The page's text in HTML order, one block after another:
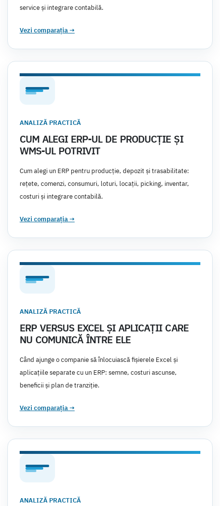
service și integrare contabilă.
Vezi comparația →
ANALIZĂ PRACTICĂ
CUM ALEGI ERP-UL DE PRODUCȚIE ȘI
WMS-UL POTRIVIT
Cum alegi un ERP pentru producție, depozit și trasabilitate:
rețete, comenzi, consumuri, loturi, locații, picking, inventar,
costuri și integrare contabilă.
Vezi comparația →
ANALIZĂ PRACTICĂ
ERP VERSUS EXCEL ȘI APLICAȚII CARE
NU COMUNICĂ ÎNTRE ELE
Când ajunge o companie să înlocuiască fișierele Excel și
aplicațiile separate cu un ERP: semne, costuri ascunse,
beneficii și plan de tranziție.
Vezi comparația →
ANALIZĂ PRACTICĂ